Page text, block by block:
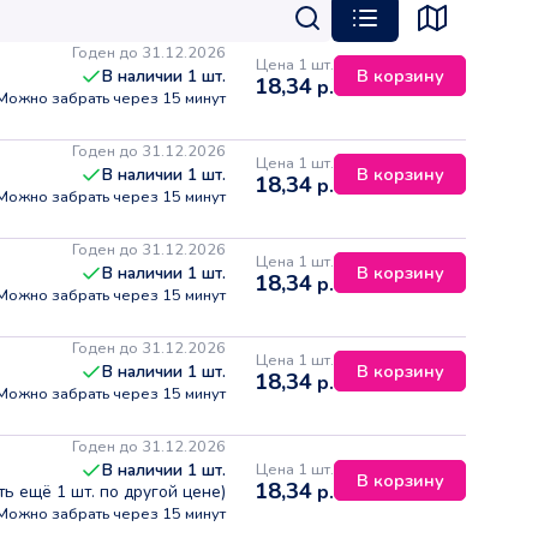
Годен до 31.12.2026
В наличии 1 шт.
забрать через 15 минут
Цена 1 шт.
18,34 р. В корзину
Годен до 31.12.2026
В наличии 1 шт.
забрать через 15 минут
Цена 1 шт.
18,34 р. В корзину
Годен до 31.12.2026
В наличии 1 шт.
забрать через 15 минут
Цена 1 шт.
18,34 р. В корзину
Годен до 31.12.2026
В наличии 1 шт.
забрать через 15 минут
Цена 1 шт.
18,34 р. В корзину
Годен до 31.12.2026
В наличии 1 шт.
ещё 1 шт. по другой цене)
забрать через 15 минут
Цена 1 шт.
18,34 р. В корзину